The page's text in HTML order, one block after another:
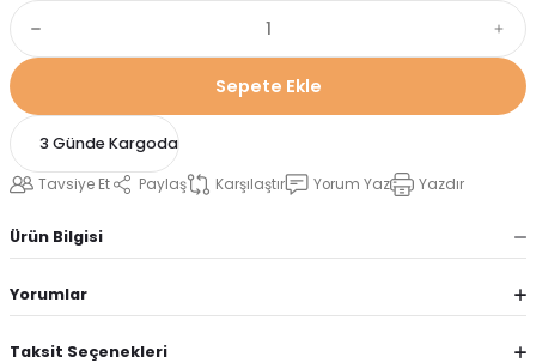
Sepete Ekle
3 Günde Kargoda
Tavsiye Et Paylaş Karşılaştır Yorum Yaz Yazdır
Ürün Bilgisi
Yorumlar
Taksit Seçenekleri